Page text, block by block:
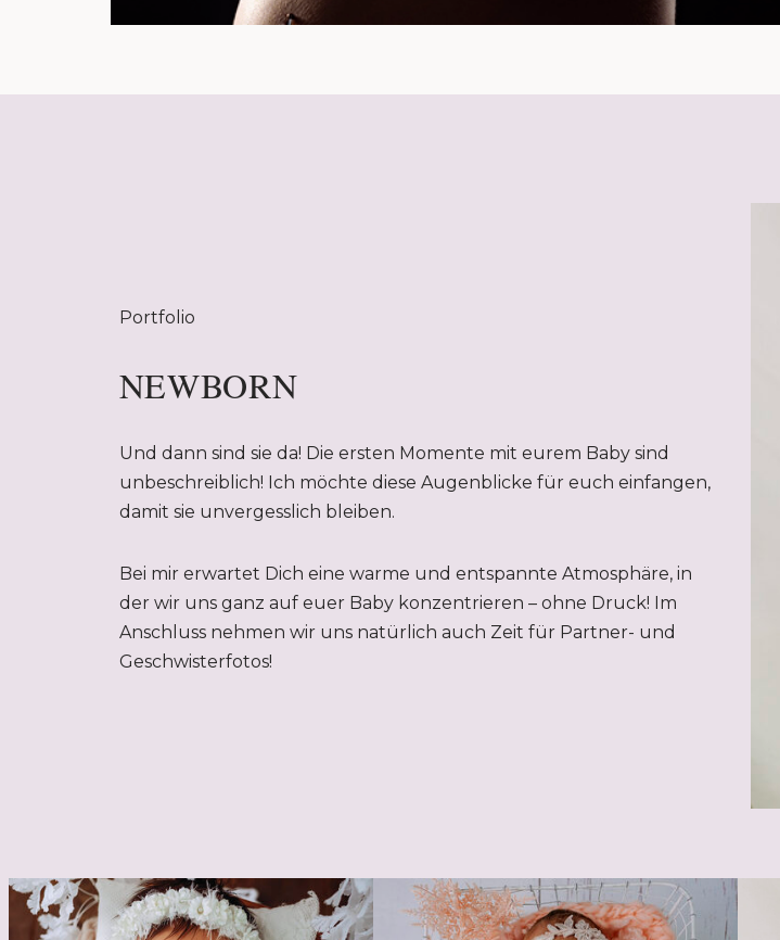
Portfolio
NEWBORN
Und dann sind sie da! Die ersten Momente mit eurem Baby sind
unbeschreiblich! Ich möchte diese Augenblicke für euch einfangen,
damit sie unvergesslich bleiben.
Bei mir erwartet Dich eine warme und entspannte Atmosphäre, in
der wir uns ganz auf euer Baby konzentrieren – ohne Druck! Im
Anschluss nehmen wir uns natürlich auch Zeit für Partner- und
Geschwisterfotos!